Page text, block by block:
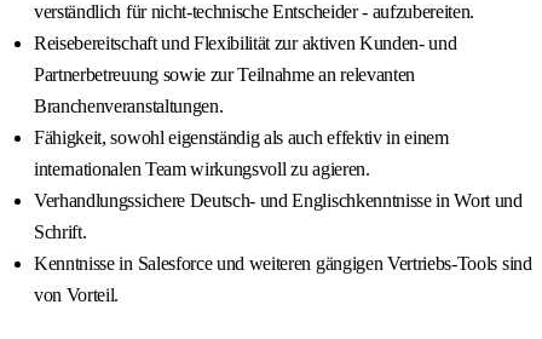
verständlich für nicht-technische Entscheider - aufzubereiten.
Reisebereitschaft und Flexibilität zur aktiven Kunden- und
Partnerbetreuung sowie zur Teilnahme an relevanten
Branchenveranstaltungen.
Fähigkeit, sowohl eigenständig als auch effektiv in einem
internationalen Team wirkungsvoll zu agieren.
Verhandlungssichere Deutsch- und Englischkenntnisse in Wort und
Schrift.
Kenntnisse in Salesforce und weiteren gängigen Vertriebs-Tools sind
von Vorteil.